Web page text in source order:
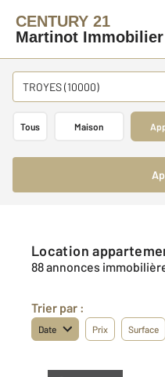
CENTURY 21
Martinot Immobilier
TROYES (10000)
Tous Maison
Location
88 annonces
Trier par :
Date Prix Surface